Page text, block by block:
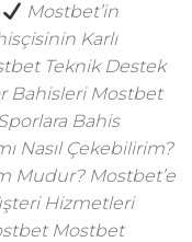
Mostbet’in
Karlı
Teknik Destek
Bahisleri Mostbet
Bahis
Nasıl Çekebilirim?
Mudur? Mostbet’e
Hizmetleri
Mostbet